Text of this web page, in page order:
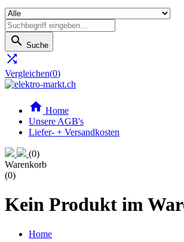
 Suche

Vergleichen(0)
 Home
Unsere AGB's
Liefer- + Versandkosten
(0)
Warenkorb
(0)
Kein Produkt im
Home